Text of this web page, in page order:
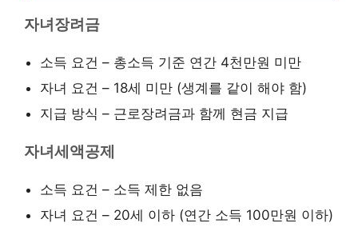
자녀장려금
소득 요건 – 총소득 기준 연간 4천만원 미만
자녀 요건 – 18세 미만 (생계를 같이 해야 함)
지급 방식 – 근로장려금과 함께 현금 지급
자녀세액공제
소득 요건 – 소득 제한 없음
자녀 요건 – 20세 이하 (연간 소득 100만원 이하)